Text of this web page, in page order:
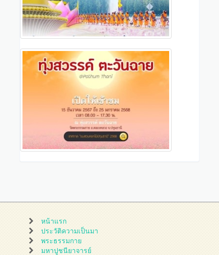
หน้าแรก
ประวัติความเป็นมา
พระธรรมกาย
มหาปูชนียาจารย์